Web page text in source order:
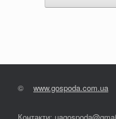
© www.gospoda.com.ua